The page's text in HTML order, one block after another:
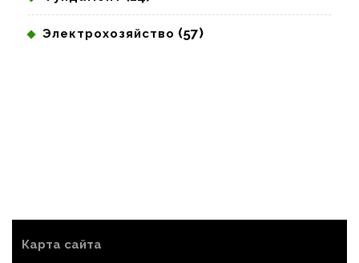
Электрохозяйство (57)
Карта сайта